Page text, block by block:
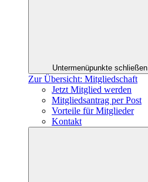
Untermenüpunkte schließen
Zur Übersicht: Mitgliedschaft
Jetzt Mitglied werden
Mitgliedsantrag per Post
Vorteile für Mitglieder
Kontakt